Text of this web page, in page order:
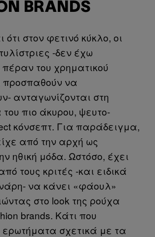
BRANDS
στον φετινό κύκλο, οι
-δεν έχω
του χρηματικού
προσπαθούν να
ανταγωνίζονται στη
του πιο άκυρου, ψευτο-
κόνσεπτ. Για παράδειγμα,
από την αρχή ως
ηθική μόδα. Ωστόσο, έχει
τους κριτές -και ειδικά
να κάνει «φάουλ»
στο look της ρούχα
brands. Κάτι που
ερωτήματα σχετικά με τα